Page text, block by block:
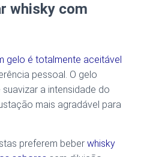
whisky com
gelo é totalmente aceitável
pessoal. O gelo
a intensidade do
mais agradável para
preferem beber whisky